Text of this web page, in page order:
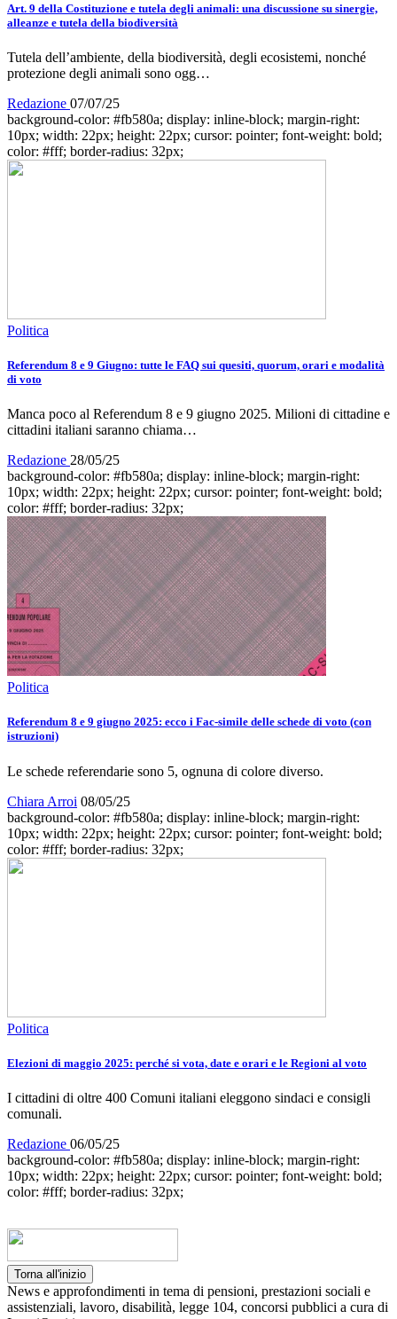
Art. 9 della Costituzione e tutela degli animali: una discussione su sinergie,
alleanze e tutela della biodiversità
Tutela dell’ambiente, della biodiversità, degli ecosistemi, nonché
protezione degli animali sono ogg…
Redazione 07/07/25
background-color: #fb580a; display: inline-block; margin-right:
10px; width: 22px; height: 22px; cursor: pointer; font-weight: bold;
color: #fff; border-radius: 32px;
Politica
Referendum 8 e 9 Giugno: tutte le FAQ sui quesiti, quorum, orari e modalità
di voto
Manca poco al Referendum 8 e 9 giugno 2025. Milioni di cittadine e
cittadini italiani saranno chiama…
Redazione 28/05/25
background-color: #fb580a; display: inline-block; margin-right:
10px; width: 22px; height: 22px; cursor: pointer; font-weight: bold;
color: #fff; border-radius: 32px;
Politica
Referendum 8 e 9 giugno 2025: ecco i Fac-simile delle schede di voto (con
istruzioni)
Le schede referendarie sono 5, ognuna di colore diverso.
Chiara Arroi 08/05/25
background-color: #fb580a; display: inline-block; margin-right:
10px; width: 22px; height: 22px; cursor: pointer; font-weight: bold;
color: #fff; border-radius: 32px;
Politica
Elezioni di maggio 2025: perché si vota, date e orari e le Regioni al voto
I cittadini di oltre 400 Comuni italiani eleggono sindaci e consigli
comunali.
Redazione 06/05/25
background-color: #fb580a; display: inline-block; margin-right:
10px; width: 22px; height: 22px; cursor: pointer; font-weight: bold;
color: #fff; border-radius: 32px;
Torna all'inizio
News e approfondimenti in tema di pensioni, prestazioni sociali e
assistenziali, lavoro, disabilità, legge 104, concorsi pubblici a cura di